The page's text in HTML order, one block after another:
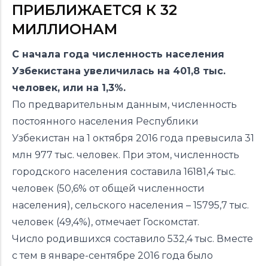
ПРИБЛИЖАЕТСЯ К 32
МИЛЛИОНАМ
С начала года численность населения
Узбекистана увеличилась на 401,8 тыс.
человек, или на 1,3%.
По предварительным данным, численность
постоянного населения Республики
Узбекистан на 1 октября 2016 года превысила 31
млн 977 тыс. человек. При этом, численность
городского населения составила 16181,4 тыс.
человек (50,6% от общей численности
населения), сельского населения – 15795,7 тыс.
человек (49,4%), отмечает Госкомстат.
Число родившихся составило 532,4 тыс. Вместе
с тем в январе-сентябре 2016 года было